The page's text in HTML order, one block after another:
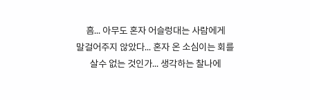
흠... 아무도 혼자 어슬렁대는 사람에게
말걸어주지 않았다... 혼자 온 소심이는 회를
살수 없는 것인가... 생각하는 찰나에